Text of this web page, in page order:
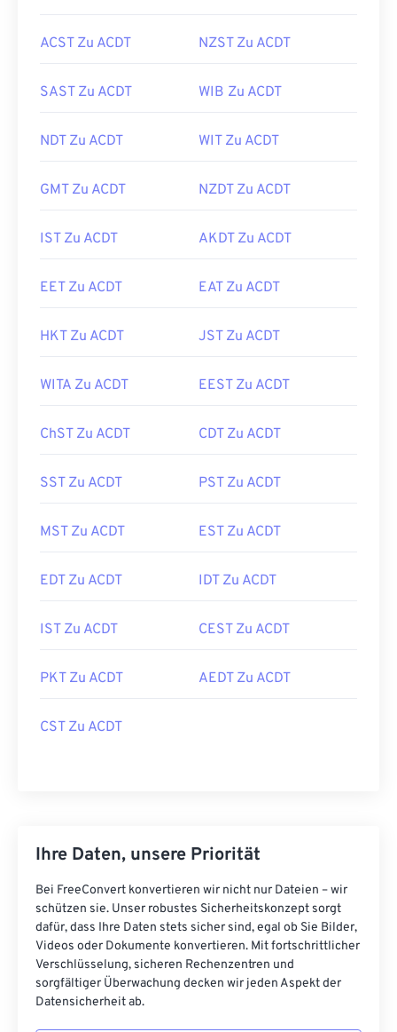
ACST Zu ACDT NZST Zu ACDT
SAST Zu ACDT WIB Zu ACDT
NDT Zu ACDT WIT Zu ACDT
GMT Zu ACDT NZDT Zu ACDT
IST Zu ACDT AKDT Zu ACDT
EET Zu ACDT EAT Zu ACDT
HKT Zu ACDT JST Zu ACDT
WITA Zu ACDT EEST Zu ACDT
ChST Zu ACDT CDT Zu ACDT
SST Zu ACDT PST Zu ACDT
MST Zu ACDT EST Zu ACDT
EDT Zu ACDT IDT Zu ACDT
IST Zu ACDT CEST Zu ACDT
PKT Zu ACDT AEDT Zu ACDT
CST Zu ACDT
Ihre Daten, unsere Priorität
Bei FreeConvert konvertieren wir nicht nur Dateien – wir
schützen sie. Unser robustes Sicherheitskonzept sorgt
dafür, dass Ihre Daten stets sicher sind, egal ob Sie Bilder,
Videos oder Dokumente konvertieren. Mit fortschrittlicher
Verschlüsselung, sicheren Rechenzentren und
sorgfältiger Überwachung decken wir jeden Aspekt der
Datensicherheit ab.